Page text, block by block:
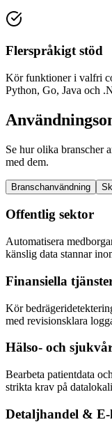
Flerspråkigt stöd
Kör funktioner i valfri
Python, Go, Java och
Se hur olika branscher
med dem.
Branschanvändning
Offentlig sektor
Automatisera
känslig data stannar
Finansiella
Kör
med revisionsklara
Hälso- och
Bearbeta patientdata
strikta krav på
Detaljhandel & E-